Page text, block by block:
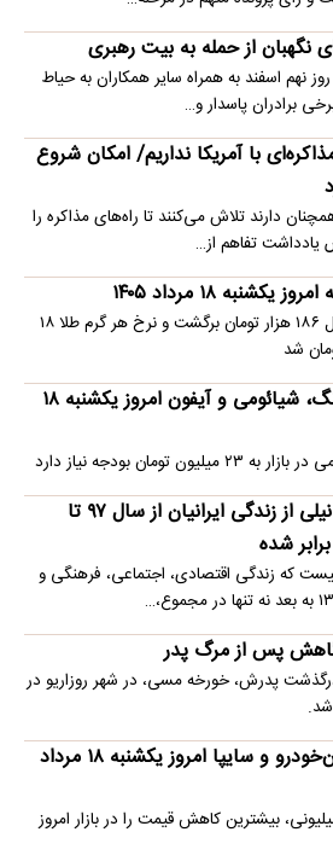
از حمله به بیت رهبری
اسفند به همراه سایر همکاران به حیاط
برادران پاسدار و…
با آمریکا نداریم/ امکان شروع
دارند تلاش می‌کنند تا راه‌های مذاکره را
یادداشت تفاهم از…
۱۸ مرداد ۱۴۰۵
قیمت دلار در بازار آزاد به کانال ۱۸۶ هزار تومان برگشت و نرخ هر گرم طلا ۱۸
قیمت گوشی سامسونگ، شیائومی و آیفون امروز یکشنبه ۱۸
بودجه نیاز دارد
روایت آماری مسعود نیلی از زندگی ایرانیان از سال ۹۷ تا
که زندگی اقتصادی، اجتماعی، فرهنگی و
پس از مرگ پدر
پدرش، خورخه مسی، در شهر روزاریو در
قیمت محصولات ایران‌خودرو و سایپا امروز یکشنبه ۱۸ مرداد
اتوماتیک با افت ۴۰ میلیونی، بیشترین کاهش قیمت را در بازار امروز